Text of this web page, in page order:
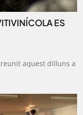
ES
aquest dilluns a